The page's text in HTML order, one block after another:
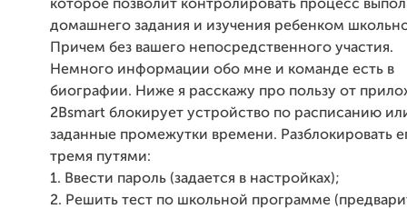
которое позволит контролировать процесс
домашнего задания и изучения ребенком
Причем без вашего непосредственного участия.
Немного информации обо мне и команде есть в
биографии. Ниже я расскажу про пользу от
2Bsmart блокирует устройство по расписанию
заданные промежутки времени. Разблокировать
тремя путями:
1. Ввести пароль (задается в настройках);
2. Решить тест по школьной программе